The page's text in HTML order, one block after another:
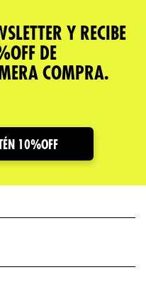
Y RECIBE
DE
COMPRA.
10%OFF